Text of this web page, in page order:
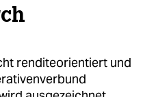
renditeorientiert und